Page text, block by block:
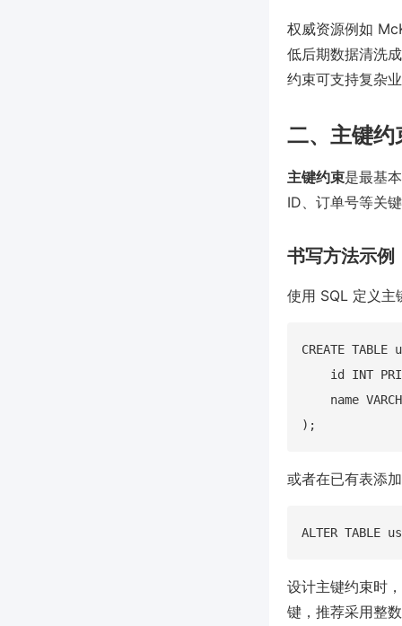
权威资源例如
低后期数据清洗
约束可支持复杂
二、主键约
主键约束是最基
ID、订单号等关
书写方法示例
使用 SQL 定义主
CREATE
id INT
name
或者在已有表添
设计主键约束时
键，推荐采用整